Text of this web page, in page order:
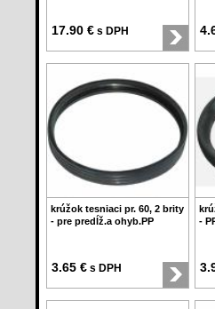
17.90 € s DPH
krúžok tesniaci pr. 60, 2 brity
- pre predĺž.a ohyb.PP
3.65 € s DPH
-